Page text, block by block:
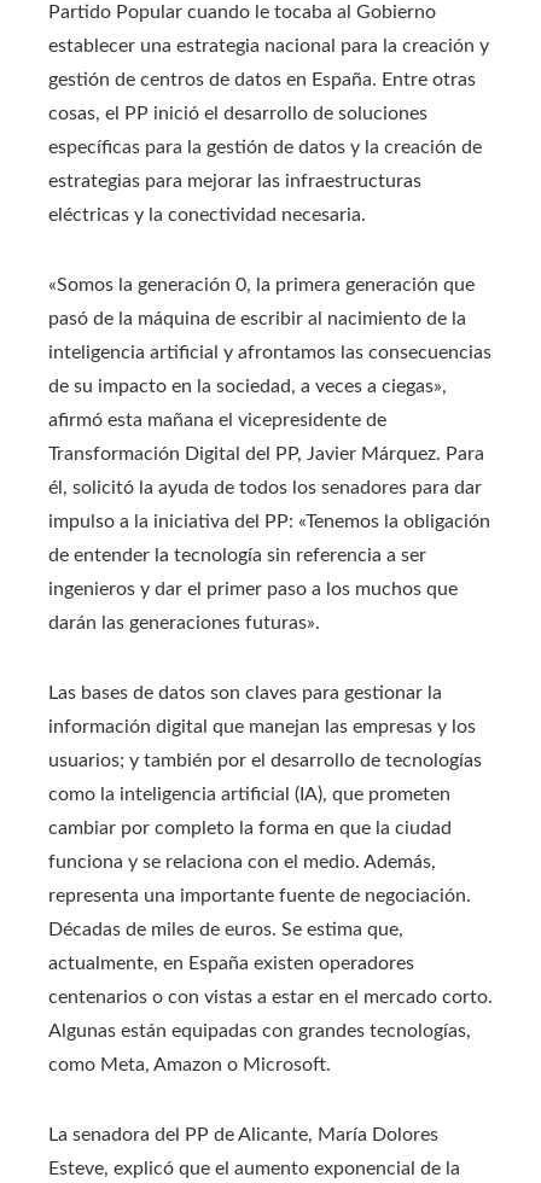
Partido Popular cuando le tocaba al Gobierno
establecer una estrategia nacional para la creación y
gestión de centros de datos en España. Entre otras
cosas, el PP inició el desarrollo de soluciones
específicas para la gestión de datos y la creación de
estrategias para mejorar las infraestructuras
eléctricas y la conectividad necesaria.
«Somos la generación 0, la primera generación que
pasó de la máquina de escribir al nacimiento de la
inteligencia artificial y afrontamos las consecuencias
de su impacto en la sociedad, a veces a ciegas»,
afirmó esta mañana el vicepresidente de
Transformación Digital del PP, Javier Márquez. Para
él, solicitó la ayuda de todos los senadores para dar
impulso a la iniciativa del PP: «Tenemos la obligación
de entender la tecnología sin referencia a ser
ingenieros y dar el primer paso a los muchos que
darán las generaciones futuras».
Las bases de datos son claves para gestionar la
información digital que manejan las empresas y los
usuarios; y también por el desarrollo de tecnologías
como la inteligencia artificial (IA), que prometen
cambiar por completo la forma en que la ciudad
funciona y se relaciona con el medio. Además,
representa una importante fuente de negociación.
Décadas de miles de euros. Se estima que,
actualmente, en España existen operadores
centenarios o con vistas a estar en el mercado corto.
Algunas están equipadas con grandes tecnologías,
como Meta, Amazon o Microsoft.
La senadora del PP de Alicante, María Dolores
Esteve, explicó que el aumento exponencial de la